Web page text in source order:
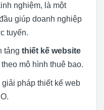
nghiệm, là một
giúp doanh nghiệp
tuyến.
tảng thiết kế website
mô hình thuê bao.
pháp thiết kế web